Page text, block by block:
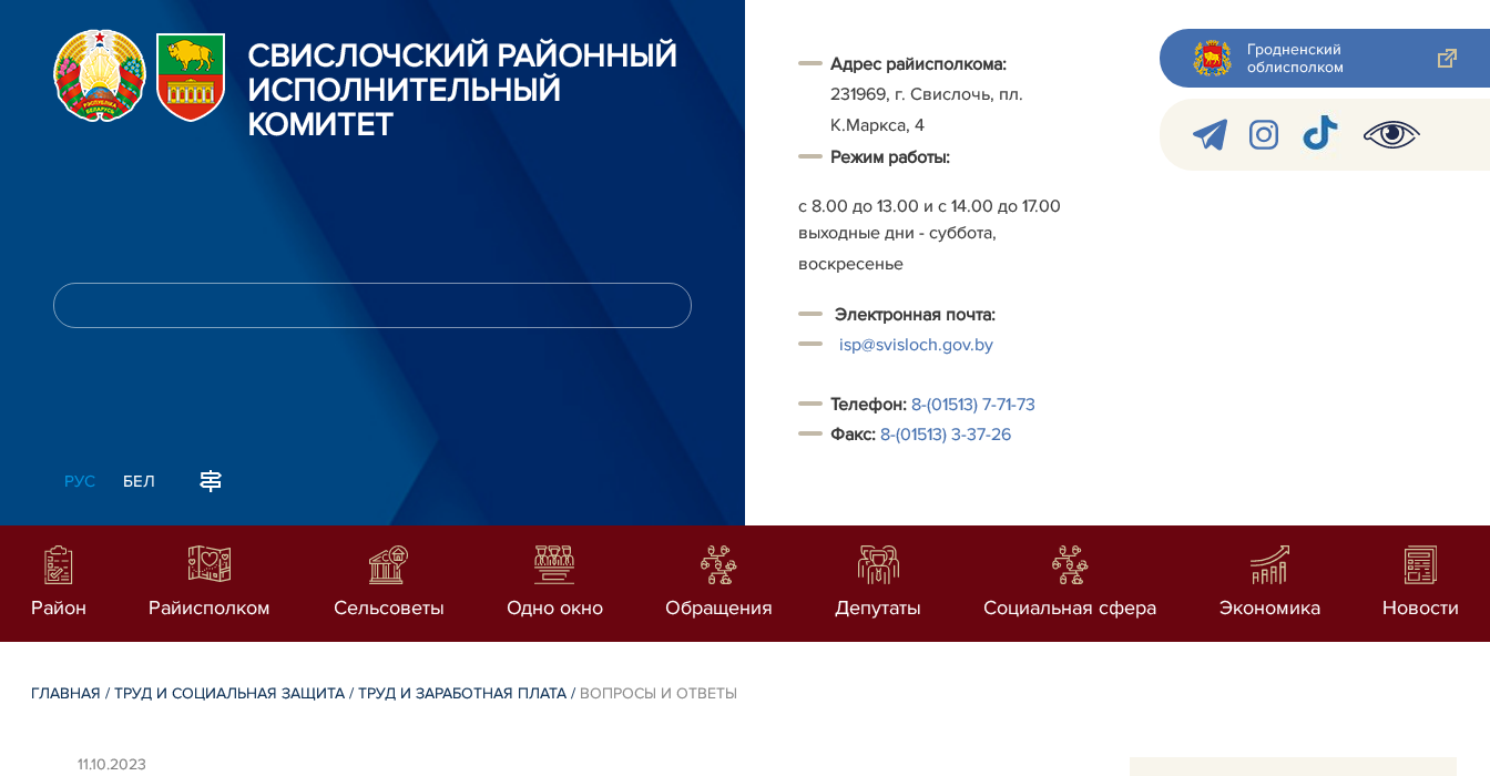
СВИСЛОЧСКИЙ РАЙОННЫЙ
ИСПОЛНИТЕЛЬНЫЙ
КОМИТЕТ
РУС БЕЛ
Адрес райисполкома:
231969, г. Свислочь, пл.
К.Маркса, 4
Режим работы:
с 8.00 до 13.00 и с 14.00 до 17.00
выходные дни - суббота,
воскресенье
Электронная почта:
isp@svisloch.gov.by
Телефон: 8-(01513) 7-71-73
Факс: 8-(01513) 3-37-26
Гродненский
облисполком
Район Райисполком Сельсоветы Одно окно Обращения Депутаты Социальная сфера Экономика Новости
ГЛАВНАЯ /ТРУД И СОЦИАЛЬНАЯ ЗАЩИТА /ТРУД И ЗАРАБОТНАЯ ПЛАТА / ВОПРОСЫ И ОТВЕТЫ
11.10.2023